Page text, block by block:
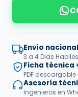
Envío nacional
3 a 4 Dias Habiles
Ficha técnica
PDF
Asesoría
Ingenieros en